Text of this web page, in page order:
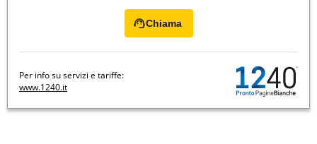
Chiama
Per info su servizi e tariffe:
www.1240.it